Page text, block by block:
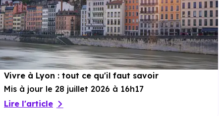
Vivre à Lyon : tout ce qu'il faut savoir
Mis à jour le 28 juillet 2026 à 16h17
Lire l'article